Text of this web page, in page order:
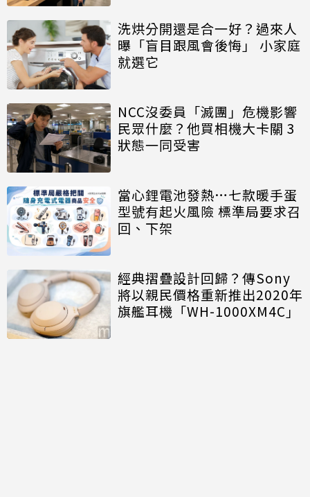
洗烘分開還是合一好？過來人
曝「盲目跟風會後悔」 小家庭
就選它
NCC沒委員「滅團」危機影響
民眾什麼？他買相機大卡關 3
狀態一同受害
當心鋰電池發熱…七款暖手蛋
型號有起火風險 標準局要求召
回、下架
經典摺疊設計回歸？傳Sony
將以親民價格重新推出2020年
旗艦耳機「WH-1000XM4C」